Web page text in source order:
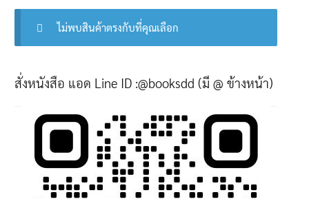
รีวิวจากลูกค้า
นโยบายคืนสินค้าและการจัดส่ง​
คำถามที่พบบ่อย
ไม่พบสินค้าตรงกับที่คุณเลือก
สั่งหนังสือ แอด Line ID :@booksdd (มี @ ข้างหน้า)